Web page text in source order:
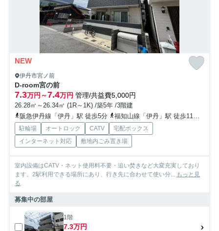
NEW
伊丹市宮ノ前
D-room宮の前
7.3万円～7.4万円 管理/共益費5,000円
26.28㎡～26.34㎡ (1R～1K) /築5年 /3階建
阪急伊丹線「伊丹」駅 徒歩5分
福知山線「伊丹」駅 徒歩11分
駐輪場 オートロック CATV
宅配ボックス
インターネット対応
敷地内ごみ置き場
室内設備はCATV・ネット使用料不要・追い焚きなど大変充実しており
ます。2駅利用できる場所にあり、行き先に合わせて使い分...
もっと見
る
募集中の部屋
1階
7.3万円